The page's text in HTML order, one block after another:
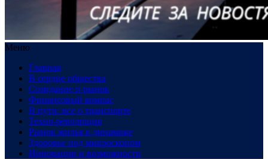
Меню
Главная
В сердце общества
Созидание и рынок
Финансовый компас
В пути: все о транспорте
Техно-революция
Рынок жилья в динамике
Здоровье под микроскопом
Инновации и возможности